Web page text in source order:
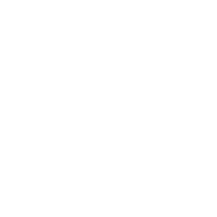
таких устройств. Это надежный
работы и свободу перемещения!